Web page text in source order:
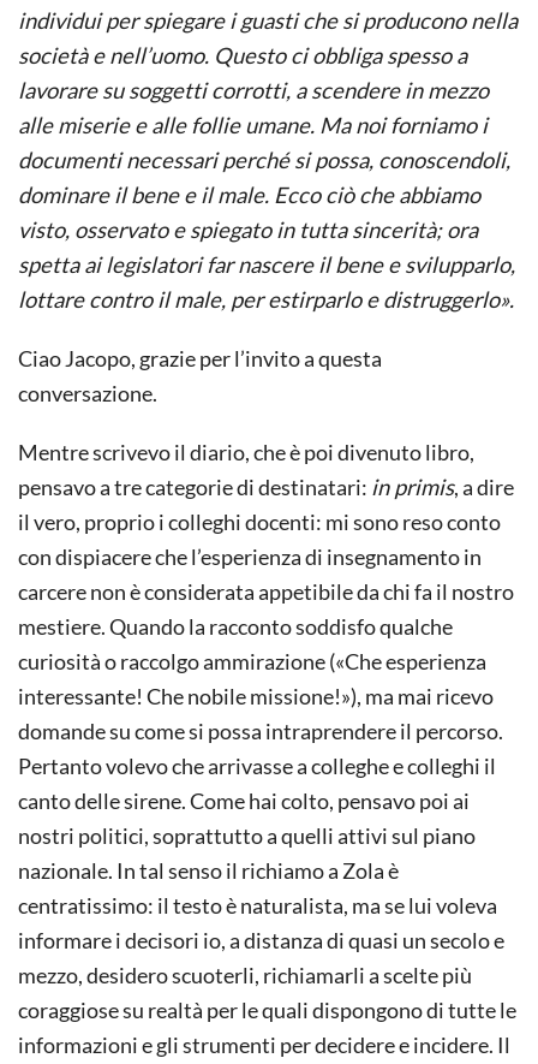
individui per spiegare i guasti che si producono nella
società e nell’uomo. Questo ci obbliga spesso a
lavorare su soggetti corrotti, a scendere in mezzo
alle miserie e alle follie umane. Ma noi forniamo i
documenti necessari perché si possa, conoscendoli,
dominare il bene e il male. Ecco ciò che abbiamo
visto, osservato e spiegato in tutta sincerità; ora
spetta ai legislatori far nascere il bene e svilupparlo,
lottare contro il male, per estirparlo e distruggerlo».
Ciao Jacopo, grazie per l’invito a questa
conversazione.
Mentre scrivevo il diario, che è poi divenuto libro,
pensavo a tre categorie di destinatari: in primis, a dire
il vero, proprio i colleghi docenti: mi sono reso conto
con dispiacere che l’esperienza di insegnamento in
carcere non è considerata appetibile da chi fa il nostro
mestiere. Quando la racconto soddisfo qualche
curiosità o raccolgo ammirazione («Che esperienza
interessante! Che nobile missione!»), ma mai ricevo
domande su come si possa intraprendere il percorso.
Pertanto volevo che arrivasse a colleghe e colleghi il
canto delle sirene. Come hai colto, pensavo poi ai
nostri politici, soprattutto a quelli attivi sul piano
nazionale. In tal senso il richiamo a Zola è
centratissimo: il testo è naturalista, ma se lui voleva
informare i decisori io, a distanza di quasi un secolo e
mezzo, desidero scuoterli, richiamarli a scelte più
coraggiose su realtà per le quali dispongono di tutte le
informazioni e gli strumenti per decidere e incidere. Il